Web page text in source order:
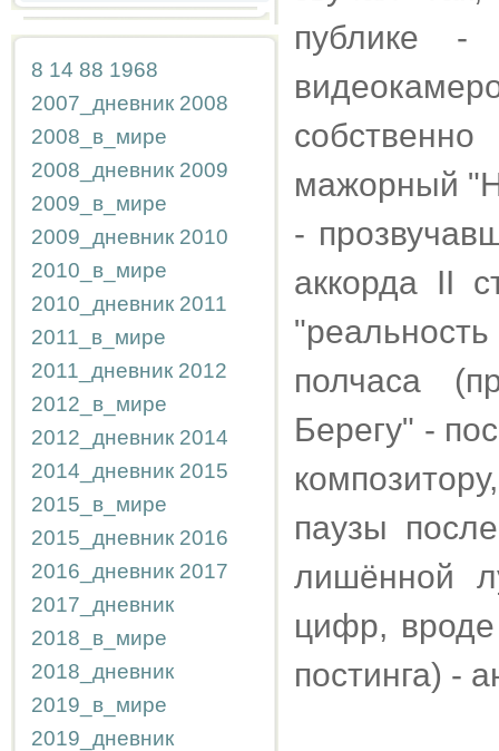
8 14 88 1968
2007_дневник 2008
2008_в_мире
2008_дневник 2009
2009_в_мире
2009_дневник 2010
2010_в_мире
2010_дневник 2011
2011_в_мире
2011_дневник 2012
2012_в_мире
2012_дневник 2014
2014_дневник 2015
2015_в_мире
2015_дневник 2016
2016_дневник 2017
2017_дневник
2018_в_мире
2018_дневник
2019_в_мире
2019_дневник
публике
мажорный
-
аккорда II
полчаса
Берегу" -
паузы
лишённой
цифр,
постинга) -